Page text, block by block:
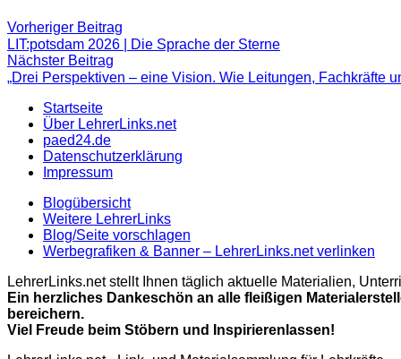
Beitragsnavigation
Vorheriger Beitrag
Beitrag:
LIT:potsdam 2026 | Die Sprache der Sterne
Nächster Beitrag
Beitrag
„Drei Perspektiven – eine Vision. Wie Leitungen, Fachkräfte
Startseite
Über LehrerLinks.net
paed24.de
Datenschutzerklärung
Impressum
Blogübersicht
Weitere LehrerLinks
Blog/Seite vorschlagen
Werbegrafiken & Banner – LehrerLinks.net verlinken
LehrerLinks.net stellt Ihnen täglich aktuelle Materialien,
Ein herzliches Dankeschön an alle fleißigen
bereichern.
Viel Freude beim Stöbern und Inspirierenlassen!